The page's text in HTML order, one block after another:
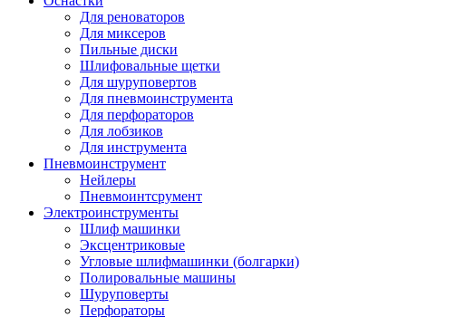
Для реноваторов
Для миксеров
Пильные диски
Шлифовальные щетки
Для шуруповертов
Для пневмоинструмента
Для перфораторов
Для лобзиков
Для инструмента
Пневмоинструмент
Нейлеры
Пневмоинтсрумент
Электроинструменты
Шлиф машинки
Эксцентриковые
Угловые шлифмашинки (болгарки)
Полировальные машины
Шуруповерты
Перфораторы